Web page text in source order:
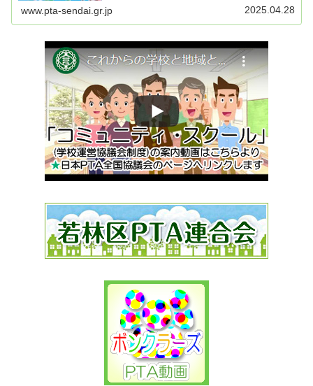
り以下の操作が可能です。Download PDF
File：...
www.pta-sendai.gr.jp 2025.04.28